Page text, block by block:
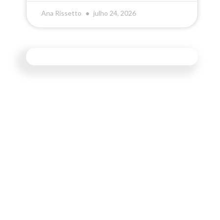
Ana Rissetto julho 24, 2026